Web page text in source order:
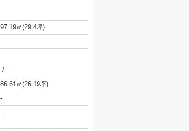
97.19㎡(29.4坪)
-/-
86.61㎡(26.19坪)
-
-